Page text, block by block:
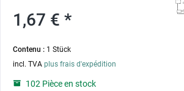
1,67 € *
Contenu : 1 Stück
incl. TVA plus frais d'expédition
102 Pièce en stock